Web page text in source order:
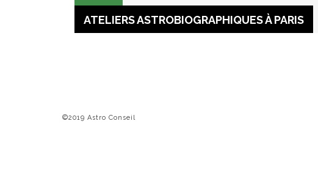
ATELIERS ASTROBIOGRAPHIQUES À PARIS
©2019 Astro Conseil